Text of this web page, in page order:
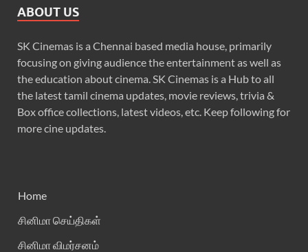
ABOUT US
SK Cinemas is a Chennai based media house, primarily
focusing on giving audience the entertainment as well as
the education about cinema. SK Cinemas is a Hub to all
the latest tamil cinema updates, movie reviews, trivia &
Box office collections, latest videos, etc. Keep following for
more cine updates.
Home
சினிமா செய்திகள்
சினிமா விமர்சனம்